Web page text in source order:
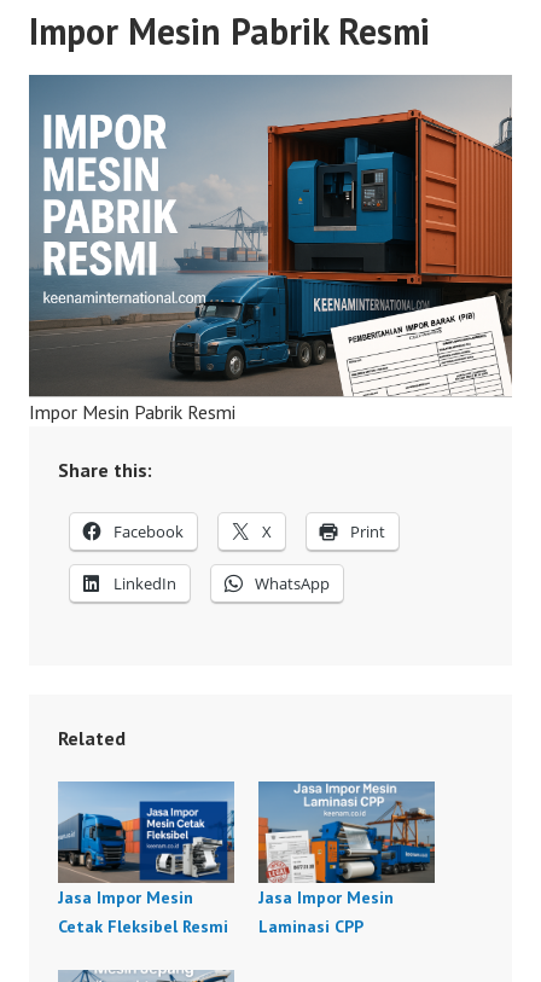
Impor Mesin Pabrik Resmi
Impor Mesin Pabrik Resmi
Share this:
Facebook X Print
LinkedIn WhatsApp
Related
Jasa Impor Mesin
Cetak Fleksibel Resmi
Jasa Impor Mesin
Laminasi CPP